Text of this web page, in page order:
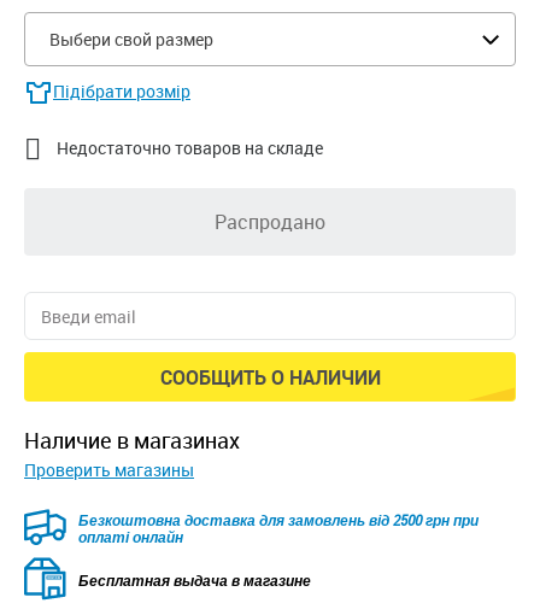
Выбери свой размер
Підібрати розмір
 Недостаточно товаров на складе
Распродано
СООБЩИТЬ О НАЛИЧИИ
наличие в магазинах
Проверить магазины
Безкоштовна доставка для замовлень від 2500 грн при
оплаті онлайн
Бесплатная выдача в магазине